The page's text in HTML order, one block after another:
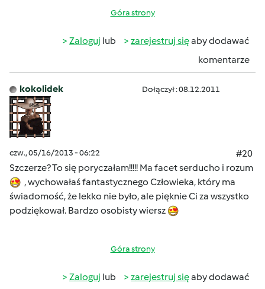
Góra strony
Zaloguj lub zarejestruj sięaby dodawać
komentarze
kokolidek Dołączył : 08.12.2011
czw., 05/16/2013 - 06:22
#20
Szczerze? To się poryczałam!!!!! Ma facet serducho i rozum
, wychowałaś fantastycznego Człowieka, który ma
świadomość, że lekko nie było, ale pięknie Ci za wszystko
podziękował. Bardzo osobisty wiersz
Góra strony
Zaloguj lub zarejestruj sięaby dodawać